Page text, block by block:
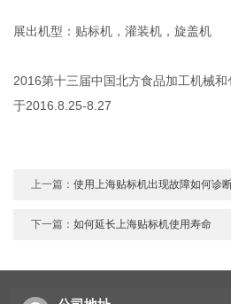
展出机型：贴标机，灌装机，旋盖机
2016第十三届中国北方食品加工机械
于2016.8.25-8.27
上一篇：使用上海贴标机出现故障如何诊
下一篇：如何延长上海贴标机使用寿命